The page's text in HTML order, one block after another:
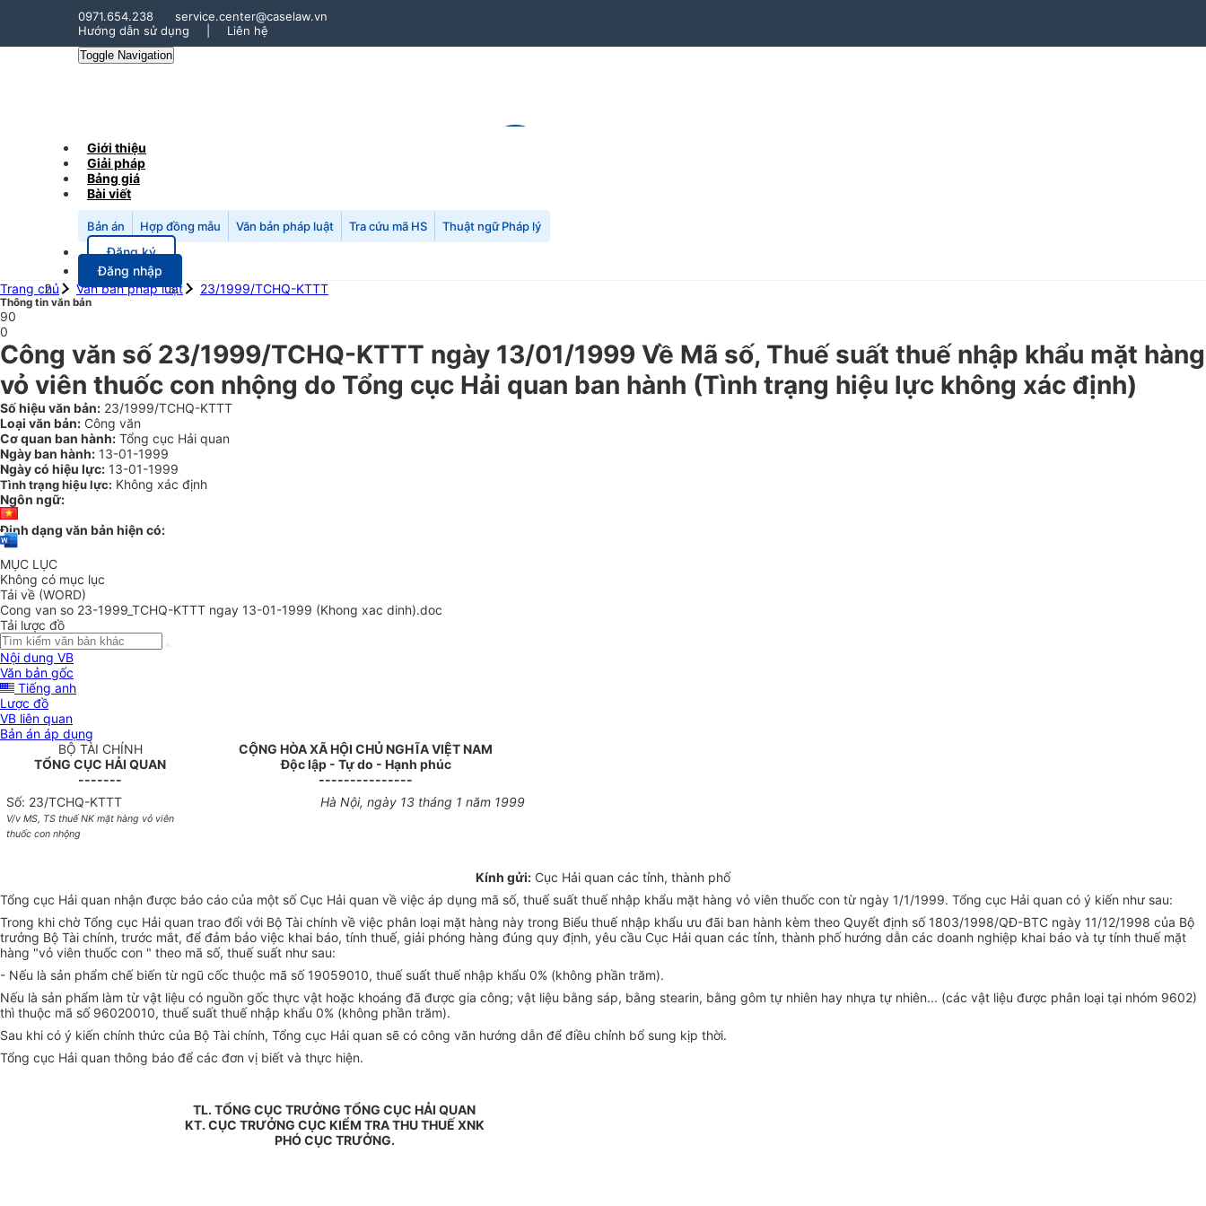
0971.654.238
service.center@caselaw.vn
Hướng dẫn sử dụng
Liên hệ
Toggle Navigation
Giới thiệu
Giải pháp
Bảng giá
Bài viết
Bản án Hợp đồng mẫu Văn bản pháp luật Tra cứu mã HS Thuật ngữ Pháp lý
Đăng ký
Đăng nhập
Trang chủ
Văn bản pháp luật 23/1999/TCHQ-KTTT
Thông tin văn bản
90
0
Công văn số 23/1999/TCHQ-KTTT ngày 13/01/1999 Về Mã số, Thuế suất thuế nhập khẩu mặt hàng
vỏ viên thuốc con nhộng do Tổng cục Hải quan ban hành (Tình trạng hiệu lực không xác định)
Số hiệu văn bản: 23/1999/TCHQ-KTTT
Loại văn bản: Công văn
Cơ quan ban hành: Tổng cục Hải quan
Ngày ban hành: 13-01-1999
Ngày có hiệu lực: 13-01-1999
Tình trạng hiệu lực: Không xác định
Ngôn ngữ:
Định dạng văn bản hiện có:
MỤC LỤC
Không có mục lục
Tải về (WORD)
Cong van so 23-1999_TCHQ-KTTT ngay 13-01-1999 (Khong xac dinh).doc
Tải lược đồ
Nội dung VB
Văn bản gốc
Tiếng anh
Lược đồ
VB liên quan
Bản án áp dụng
BỘ TÀI CHÍNH
TỔNG CỤC HẢI QUAN
-------
CỘNG HÒA XÃ HỘI CHỦ NGHĨA VIỆT NAM
Độc lập - Tự do - Hạnh phúc
---------------
Số: 23/TCHQ-KTTT
V/v MS, TS thuế NK mặt hàng vỏ viên
thuốc con nhộng
Hà Nội, ngày 13 tháng 1 năm 1999
Kính gửi: Cục Hải quan các tỉnh, thành phố
Tổng cục Hải quan nhận được báo cáo của một số Cục Hải quan về việc áp dụng mã số, thuế suất thuế nhập khẩu mặt hàng vỏ viên thuốc con từ ngày 1/1/1999. Tổng cục Hải quan có ý kiến như sau:
Trong khi chờ Tổng cục Hải quan trao đổi với Bộ Tài chính về việc phân loại mặt hàng này trong Biểu thuế nhập khẩu ưu đãi ban hành kèm theo Quyết định số 1803/1998/QĐ-BTC ngày 11/12/1998 của Bộ
trưởng Bộ Tài chính, trước mắt, để đảm bảo việc khai báo, tính thuế, giải phóng hàng đúng quy định, yêu cầu Cục Hải quan các tỉnh, thành phố hướng dẫn các doanh nghiệp khai báo và tự tính thuế mặt
hàng "vỏ viên thuốc con " theo mã số, thuế suất như sau:
- Nếu là sản phẩm chế biến từ ngũ cốc thuộc mã số 19059010, thuế suất thuế nhập khẩu 0% (không phần trăm).
Nếu là sản phẩm làm từ vật liệu có nguồn gốc thực vật hoặc khoáng đã được gia công; vật liệu bằng sáp, bằng stearin, bằng gôm tự nhiên hay nhựa tự nhiên... (các vật liệu được phân loại tại nhóm 9602)
thì thuộc mã số 96020010, thuế suất thuế nhập khẩu 0% (không phần trăm).
Sau khi có ý kiến chính thức của Bộ Tài chính, Tổng cục Hải quan sẽ có công văn hướng dẫn để điều chỉnh bổ sung kịp thời.
Tổng cục Hải quan thông báo để các đơn vị biết và thực hiện.
TL. TỔNG CỤC TRƯỞNG TỔNG CỤC HẢI QUAN
KT. CỤC TRƯỞNG CỤC KIỂM TRA THU THUẾ XNK
PHÓ CỤC TRƯỞNG.